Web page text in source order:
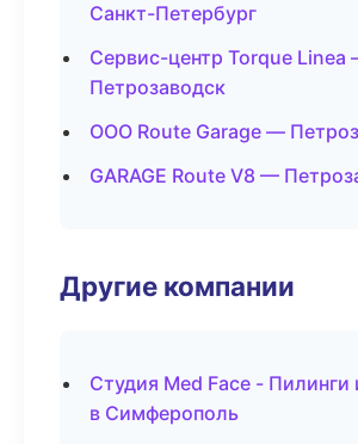
Санкт-Петербург
Сервис-центр Torque Linea
Петрозаводск
ООО Route Garage —
GARAGE Route V8 —
Другие компании
Студия Med Face - Пилинги
в Симферополь